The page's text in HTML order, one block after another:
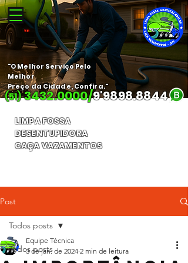
(51) 3432.0000/9'9898.8844
"O Melhor Serviço Pelo
Melhor
Preço da Cidade, Confira."
LIMPA FOSSA
DESENTUPIDORA
CAÇA VAZAMENTOS
Post
Todos posts
Todos posts
Equipe Técnica
3 de jan. de 2024 2 min de leitura